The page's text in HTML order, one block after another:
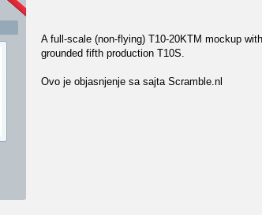
A full-scale (non-flying) T10-20KTM mockup
grounded fifth production T10S.
Ovo je objasnjenje sa sajta Scramble.nl